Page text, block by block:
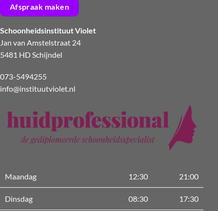
Afspraak maken
Schoonheidsinstituut Violet
Jan van Amstelstraat 24
5481 HD Schijndel
073-5494255
info@instituutviolet.nl
Maandag 12:30 21:00
Dinsdag 08:30 17:30